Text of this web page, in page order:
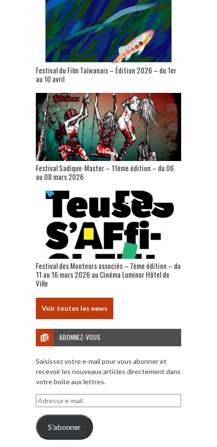
Festival du Film Taïwanais – Édition 2026 – du 1er
au 10 avril
Festival Sadique-Master – 11ème édition – du 06
au 08 mars 2026
Festival des Monteurs associés – 7ème édition – du
11 au 16 mars 2026 au Cinéma Luminor Hôtel de
Ville
Voir toutes les news
ABONNEZ-VOUS
Saisissez votre e-mail pour vous abonner et
recevoir les nouveaux articles directement dans
votre boite aux lettres.
Adresse
e-
mail
S'abonner